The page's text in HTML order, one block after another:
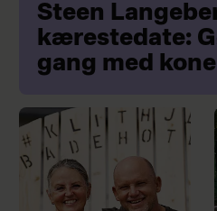
Steen
kærestedate:
gang med